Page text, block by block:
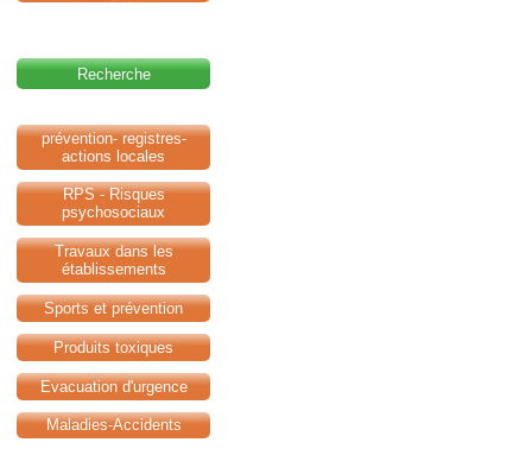
Recherche
prévention- registres-
actions locales
RPS - Risques
psychosociaux
Travaux dans les
établissements
Sports et prévention
Produits toxiques
Evacuation d'urgence
Maladies-Accidents